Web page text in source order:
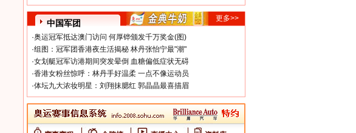
中国军团
更多>>
·奥运冠军抵达澳门访问 何厚铧颁发千万奖金(图)
·组图：冠军团香港夜生活揭秘 林丹张怡宁最"潮"
·女划艇冠军访港期间突发晕倒 血糖偏低症状无碍
·香港女粉丝惊呼：林丹手好温柔 一点不像运动员
·体坛九大浓妆明星：刘翔抹腮红 郭晶晶最喜描眉